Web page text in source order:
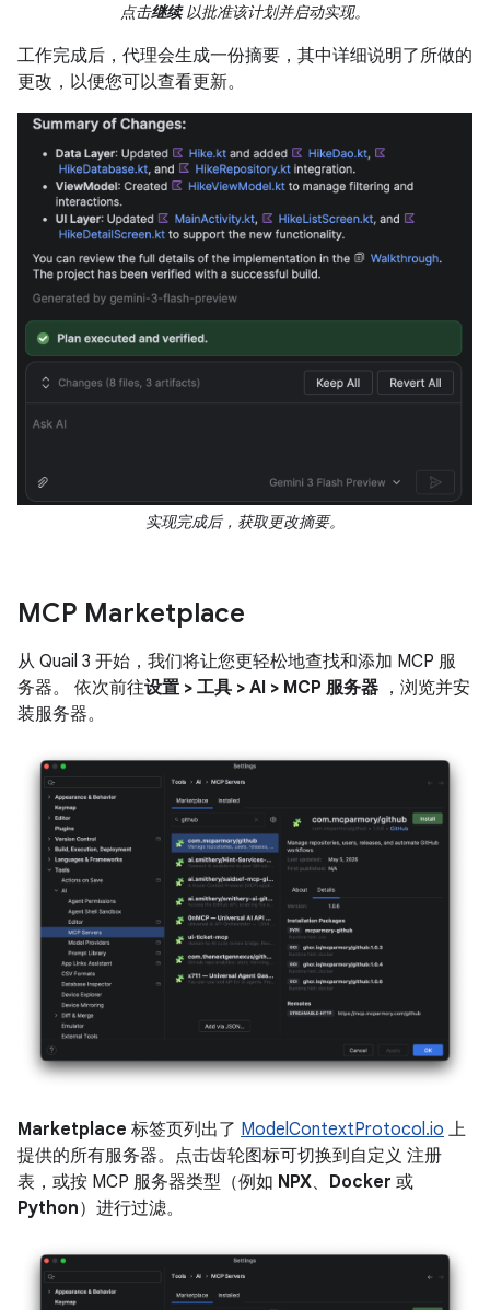
点击继续以批准该计划并启动实现。
工作完成后，代理会生成一份摘要，其中详细说明了所做的
更改，以便您可以查看更新。
实现完成后，获取更改摘要。
MCP Marketplace
从 Quail 3 开始，我们将让您更轻松地查找和添加 MCP 服
务器。 依次前往设置 > 工具 > AI > MCP 服务器 ，浏览并安
装服务器。
Marketplace 标签页列出了 ModelContextProtocol.io 上
提供的所有服务器。点击齿轮图标可切换到自定义 注册
表，或按 MCP 服务器类型（例如 NPX、 Docker 或
Python）进行过滤。